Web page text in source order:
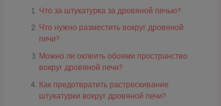
Что за штукатурка за дровяной печью?
Что нужно разместить вокруг дровяной
печи?
Можно ли оклеить обоями пространство
вокруг дровяной печи?
Как предотвратить растрескивание
штукатурки вокруг дровяной печи?